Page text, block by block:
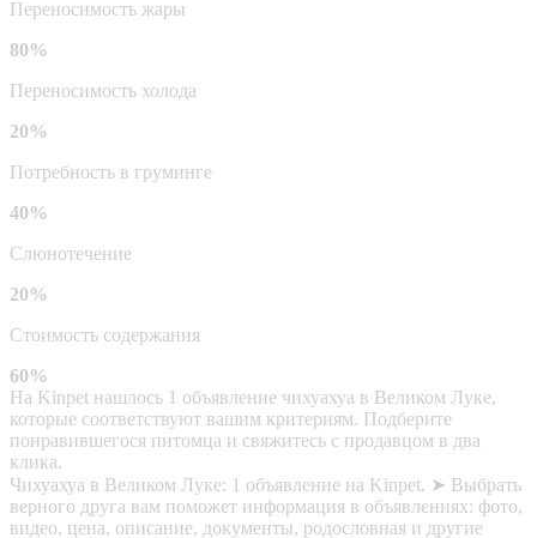
Переносимость жары
80%
Переносимость холода
20%
Потребность в груминге
40%
Слюнотечение
20%
Стоимость содержания
60%
На Kinpet нашлось 1 объявление чихуахуа в Великом Луке,
которые соответствуют вашим критериям. Подберите
понравившегося питомца и свяжитесь с продавцом в два
клика.
Чихуахуа в Великом Луке: 1 объявление на Kinpet. ➤ Выбрать
верного друга вам поможет информация в объявлениях: фото,
видео, цена, описание, документы, родословная и другие